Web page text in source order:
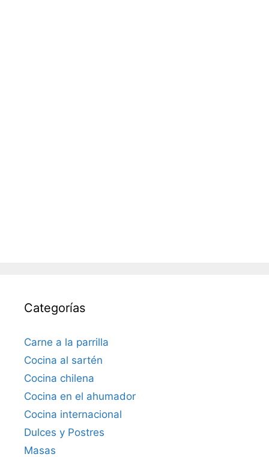
Categorías
Carne a la parrilla
Cocina al sartén
Cocina chilena
Cocina en el ahumador
Cocina internacional
Dulces y Postres
Masas